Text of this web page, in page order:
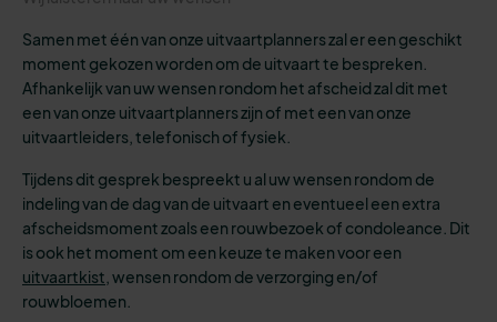
Samen met één van onze uitvaartplanners zal er een geschikt
moment gekozen worden om de uitvaart te bespreken.
Afhankelijk van uw wensen rondom het afscheid zal dit met
een van onze uitvaartplanners zijn of met een van onze
uitvaartleiders, telefonisch of fysiek.
Tijdens dit gesprek bespreekt u al uw wensen rondom de
indeling van de dag van de uitvaart en eventueel een extra
afscheidsmoment zoals een rouwbezoek of condoleance. Dit
is ook het moment om een keuze te maken voor een
uitvaartkist , wensen rondom de verzorging en/of
rouwbloemen.